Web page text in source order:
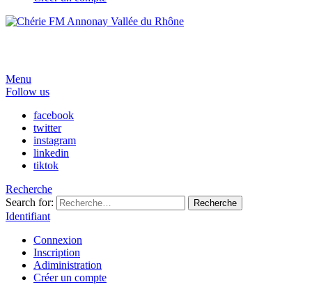
Menu
Follow us
facebook
twitter
instagram
linkedin
tiktok
Recherche
Search for:
Recherche
Identifiant
Connexion
Inscription
Adiministration
Créer un compte